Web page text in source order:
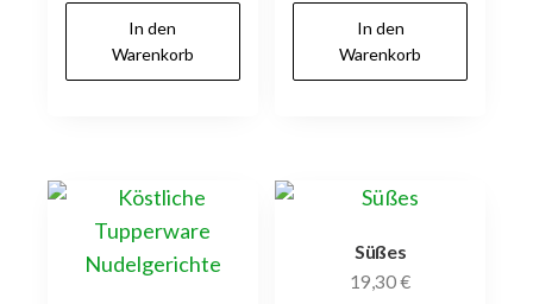
In den
Warenkorb
In den
Warenkorb
Süßes
19,30€